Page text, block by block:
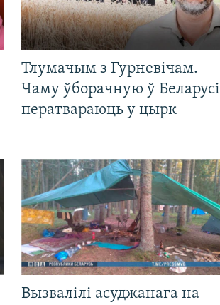
Тлумачым з Гурневічам.
Чаму ўборачную ў Беларусі
ператвараюць у цырк
Вызвалілі асуджанага на